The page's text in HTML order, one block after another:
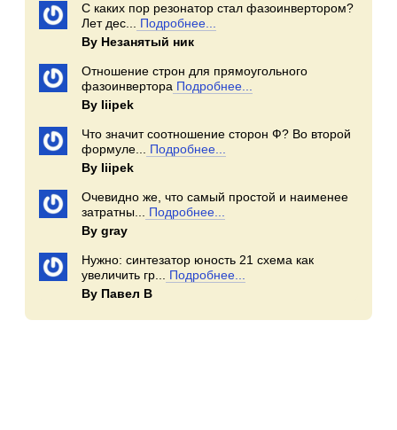
С каких пор резонатор стал фазоинвертором?
Лет дес...
Подробнее...
By Незанятый ник
Отношение строн для прямоугольного
фазоинвертора Подробнее...
By Iiipek
Что значит соотношение сторон Ф? Во второй
формуле...
Подробнее...
By Iiipek
Очевидно же, что самый простой и наименее
затратны...
Подробнее...
By gray
Нужно: синтезатор юность 21 схема как
увеличить гр...
Подробнее...
By Павел В